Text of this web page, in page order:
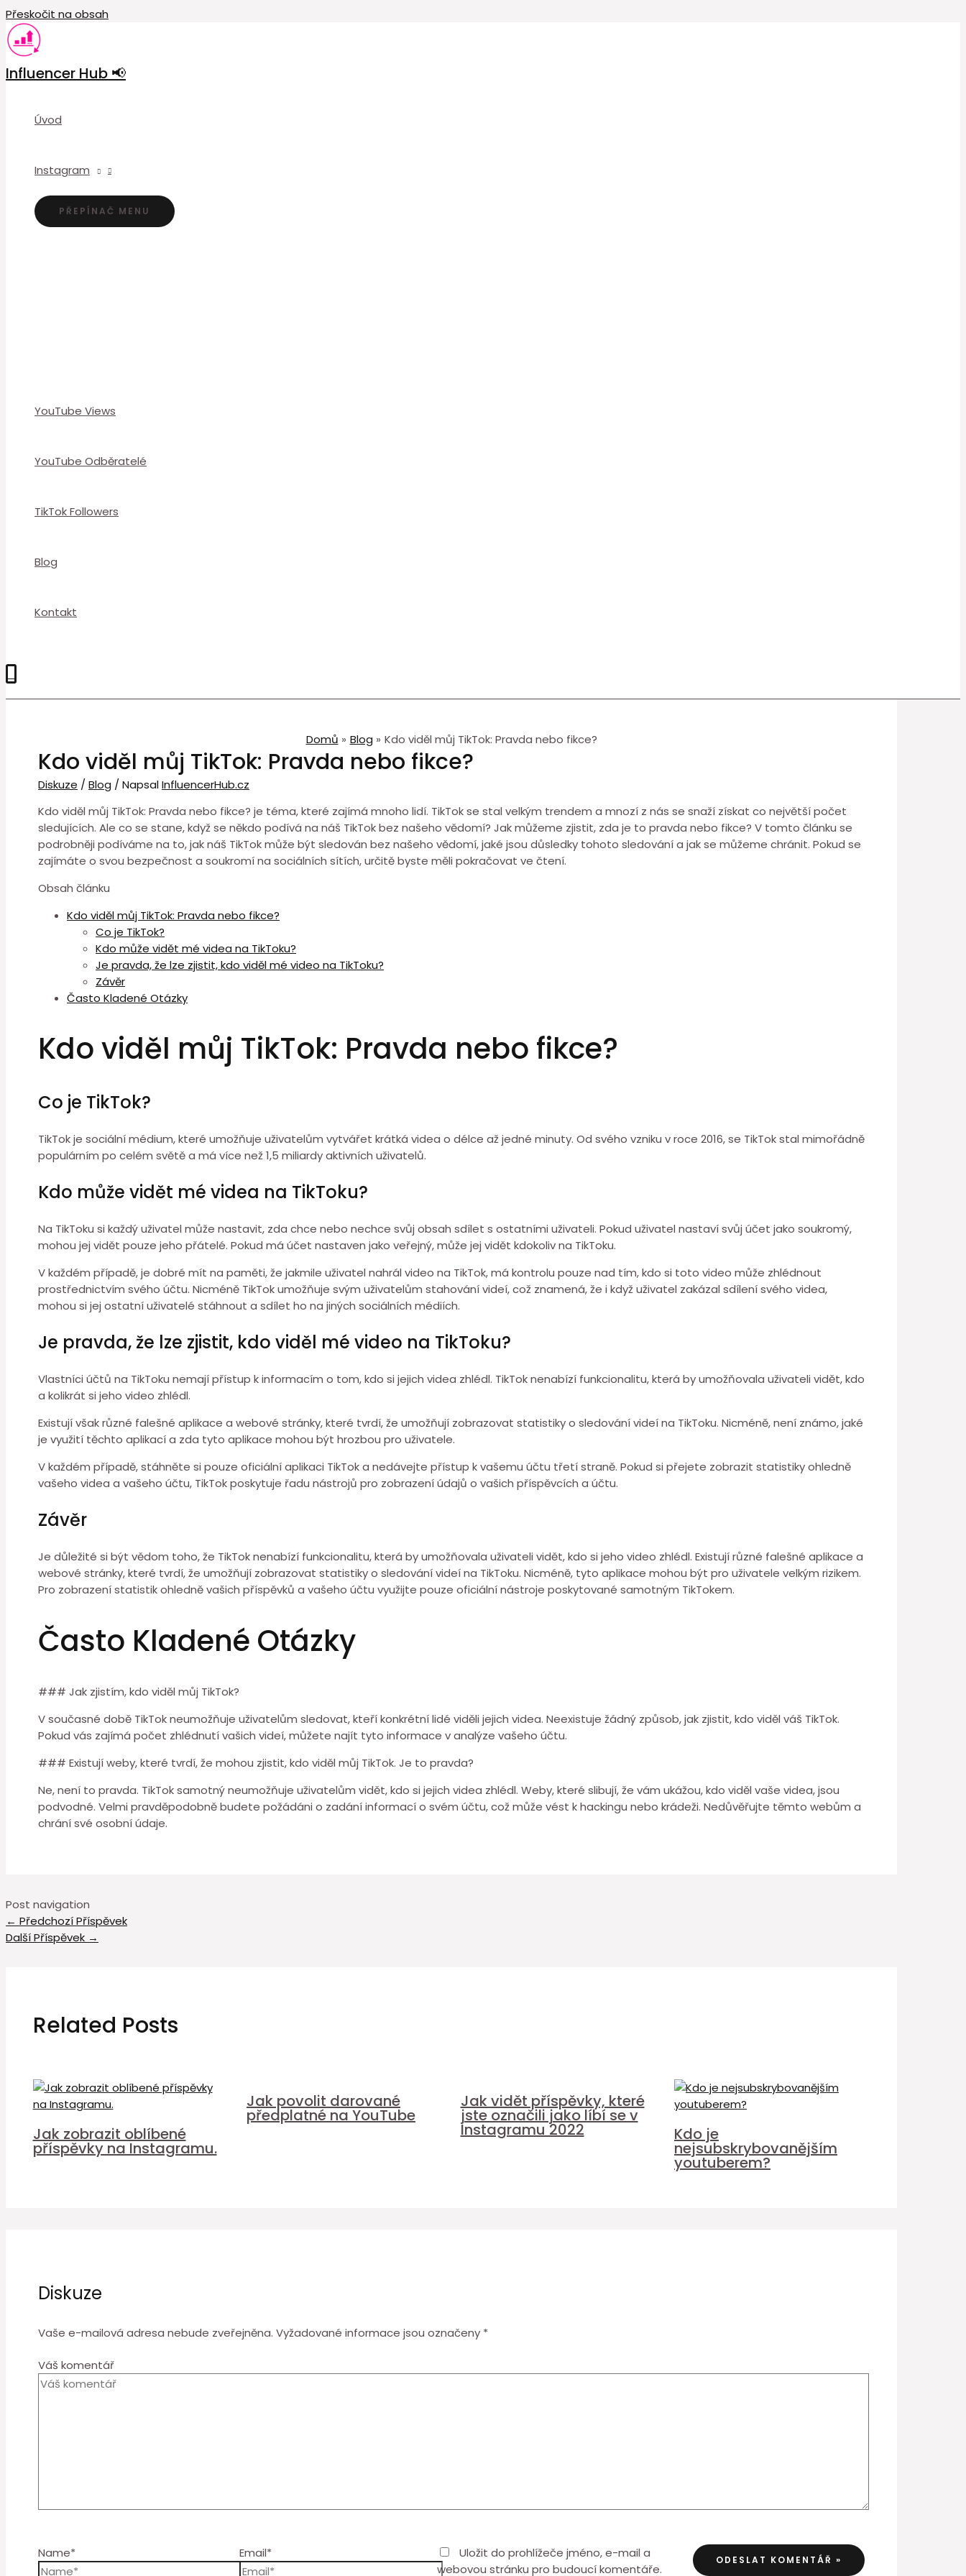
Přeskočit na obsah
Influencer Hub 📢
Úvod
Instagram
PŘEPÍNAČ MENU
YouTube Views
YouTube Odběratelé
TikTok Followers
Blog
Kontakt
Domů Blog Kdo viděl můj TikTok: Pravda nebo fikce?
Kdo viděl můj TikTok: Pravda nebo fikce?
Diskuze / Blog / NapsalInfluencerHub.cz
Kdo viděl můj TikTok: Pravda nebo fikce? je téma, které zajímá mnoho lidí. TikTok se stal velkým trendem a mnozí z nás se snaží získat co největší počet
sledujících. Ale co se stane, když se někdo podívá na náš TikTok bez našeho vědomí? Jak můžeme zjistit, zda je to pravda nebo fikce? V tomto článku se
podrobněji podíváme na to, jak náš TikTok může být sledován bez našeho vědomí, jaké jsou důsledky tohoto sledování a jak se můžeme chránit. Pokud se
zajímáte o svou bezpečnost a soukromí na sociálních sítích, určitě byste měli pokračovat ve čtení.
Obsah článku
Kdo viděl můj TikTok: Pravda nebo fikce?
Co je TikTok?
Kdo může vidět mé videa na TikToku?
Je pravda, že lze zjistit, kdo viděl mé video na TikToku?
Závěr
Často Kladené Otázky
Kdo viděl můj TikTok: Pravda nebo fikce?
Co je TikTok?
TikTok je sociální médium, které umožňuje uživatelům vytvářet krátká videa o délce až jedné minuty. Od svého vzniku v roce 2016, se TikTok stal mimořádně
populárním po celém světě a má více než 1,5 miliardy aktivních uživatelů.
Kdo může vidět mé videa na TikToku?
Na TikToku si každý uživatel může nastavit, zda chce nebo nechce svůj obsah sdílet s ostatními uživateli. Pokud uživatel nastaví svůj účet jako soukromý,
mohou jej vidět pouze jeho přátelé. Pokud má účet nastaven jako veřejný, může jej vidět kdokoliv na TikToku.
V každém případě, je dobré mít na paměti, že jakmile uživatel nahrál video na TikTok, má kontrolu pouze nad tím, kdo si toto video může zhlédnout
prostřednictvím svého účtu. Nicméně TikTok umožňuje svým uživatelům stahování videí, což znamená, že i když uživatel zakázal sdílení svého videa,
mohou si jej ostatní uživatelé stáhnout a sdílet ho na jiných sociálních médiích.
Je pravda, že lze zjistit, kdo viděl mé video na TikToku?
Vlastníci účtů na TikToku nemají přístup k informacím o tom, kdo si jejich videa zhlédl. TikTok nenabízí funkcionalitu, která by umožňovala uživateli vidět, kdo
a kolikrát si jeho video zhlédl.
Existují však různé falešné aplikace a webové stránky, které tvrdí, že umožňují zobrazovat statistiky o sledování videí na TikToku. Nicméně, není známo, jaké
je využití těchto aplikací a zda tyto aplikace mohou být hrozbou pro uživatele.
V každém případě, stáhněte si pouze oficiální aplikaci TikTok a nedávejte přístup k vašemu účtu třetí straně. Pokud si přejete zobrazit statistiky ohledně
vašeho videa a vašeho účtu, TikTok poskytuje řadu nástrojů pro zobrazení údajů o vašich příspěvcích a účtu.
Závěr
Je důležité si být vědom toho, že TikTok nenabízí funkcionalitu, která by umožňovala uživateli vidět, kdo si jeho video zhlédl. Existují různé falešné aplikace a
webové stránky, které tvrdí, že umožňují zobrazovat statistiky o sledování videí na TikToku. Nicméně, tyto aplikace mohou být pro uživatele velkým rizikem.
Pro zobrazení statistik ohledně vašich příspěvků a vašeho účtu využijte pouze oficiální nástroje poskytované samotným TikTokem.
Často Kladené Otázky
### Jak zjistím, kdo viděl můj TikTok?
V současné době TikTok neumožňuje uživatelům sledovat, kteří konkrétní lidé viděli jejich videa. Neexistuje žádný způsob, jak zjistit, kdo viděl váš TikTok.
Pokud vás zajímá počet zhlédnutí vašich videí, můžete najít tyto informace v analýze vašeho účtu.
### Existují weby, které tvrdí, že mohou zjistit, kdo viděl můj TikTok. Je to pravda?
Ne, není to pravda. TikTok samotný neumožňuje uživatelům vidět, kdo si jejich videa zhlédl. Weby, které slibují, že vám ukážou, kdo viděl vaše videa, jsou
podvodné. Velmi pravděpodobně budete požádáni o zadání informací o svém účtu, což může vést k hackingu nebo krádeži. Nedůvěřujte těmto webům a
chrání své osobní údaje.
Post navigation
← Předchozí Příspěvek
Další Příspěvek →
Related Posts
Jak zobrazit oblíbené
příspěvky na Instagramu.
Jak povolit darované
předplatné na YouTube
Jak vidět příspěvky, které
jste označili jako líbí se v
Instagramu 2022 Kdo je
nejsubskrybovanějším
youtuberem?
Diskuze
Vaše e-mailová adresa nebude zveřejněna. Vyžadované informace jsou označeny *
Váš komentář
Name* Email*
Uložit do prohlížeče jméno, e-mail a
webovou stránku pro budoucí komentáře.